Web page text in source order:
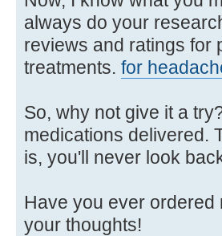
always do your
reviews and ratings for
treatments. for
So, why not give it a
medications delivered.
is, you'll never look
Have you ever
your thoughts!